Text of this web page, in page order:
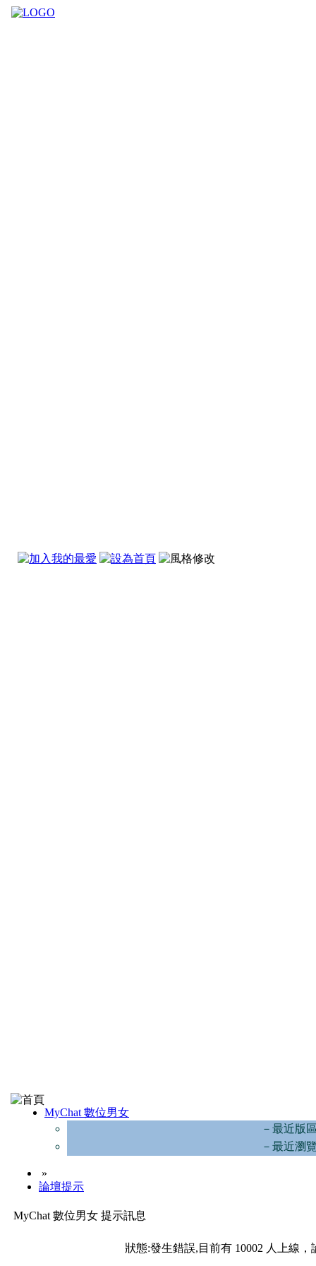
MyChat 數位男女
－最近版
－最近瀏
»
論壇提示
MyChat 數位男女 提示訊息
狀態:發生錯誤,目前有 10002 人上線